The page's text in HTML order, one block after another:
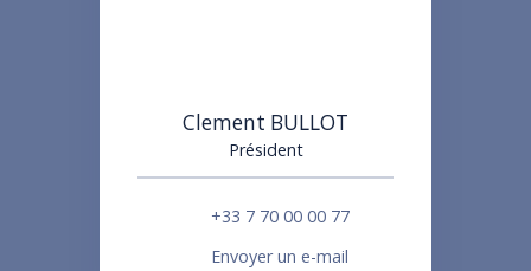
Clement BULLOT
Président
+33 7 70 00 00 77
Envoyer un e-mail